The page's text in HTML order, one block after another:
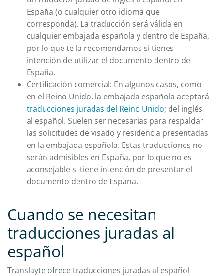
España (o cualquier otro idioma que
corresponda). La traducción será válida en
cualquier embajada española y dentro de España,
por lo que te la recomendamos si tienes
intención de utilizar el documento dentro de
España.
Certificación comercial: En algunos casos, como
en el Reino Unido, la embajada española aceptará
traducciones juradas del Reino Unido; del inglés
al español. Suelen ser necesarias para respaldar
las solicitudes de visado y residencia presentadas
en la embajada española. Estas traducciones no
serán admisibles en España, por lo que no es
aconsejable si tiene intención de presentar el
documento dentro de España.
Cuando se necesitan
traducciones juradas al
español
Translayte ofrece traducciones juradas al español